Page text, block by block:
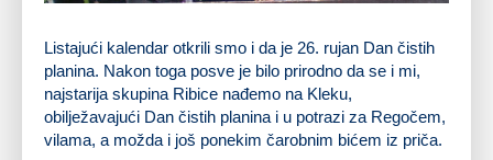
Listajući kalendar otkrili smo i da je 26. rujan Dan čistih
planina. Nakon toga posve je bilo prirodno da se i mi,
najstarija skupina Ribice nađemo na Kleku,
obilježavajući Dan čistih planina i u potrazi za Regočem,
vilama, a možda i još ponekim čarobnim bićem iz priča.